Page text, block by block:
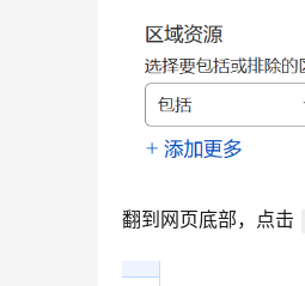
翻到网页底部，点击